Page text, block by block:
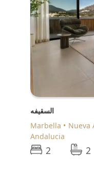
السقيفه
Marbella
Nueva
Andalucia
2 2